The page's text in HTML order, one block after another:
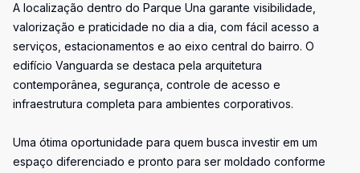
A localização dentro do Parque Una garante visibilidade,
valorização e praticidade no dia a dia, com fácil acesso a
serviços, estacionamentos e ao eixo central do bairro. O
edifício Vanguarda se destaca pela arquitetura
contemporânea, segurança, controle de acesso e
infraestrutura completa para ambientes corporativos.
Uma ótima oportunidade para quem busca investir em um
espaço diferenciado e pronto para ser moldado conforme